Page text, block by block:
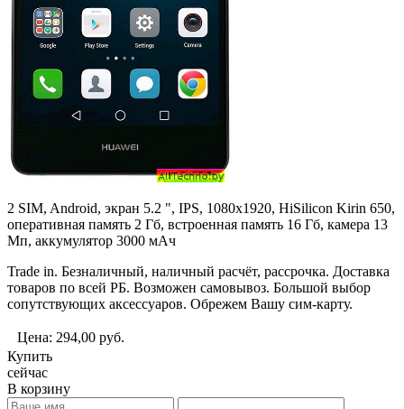
2 SIM, Android, экран 5.2 ", IPS, 1080х1920, HiSilicon Kirin 650,
оперативная память 2 Гб, встроенная память 16 Гб, камера 13
Мп, аккумулятор 3000 мАч
Trade in. Безналичный, наличный расчёт, рассрочка. Доставка
товаров по всей РБ. Возможен самовывоз. Большой выбор
сопутствующих аксессуаров. Обрежем Вашу сим-карту.
Цена: 294,00 руб.
Купить
сейчас
В корзину